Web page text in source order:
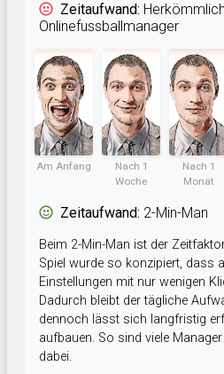
Zeitaufwand:
Onlinefussballmanager
Am Anfang
Nach 1
Woche
Nach 1
Monat
Zeitaufwand: 2-Min-Man
Beim 2-Min-Man ist der
Spiel wurde so konzipiert, dass
Einstellungen mit nur wenigen
Dadurch bleibt der tägliche
dennoch lässt sich langfristig
aufbauen. So sind viele
dabei.